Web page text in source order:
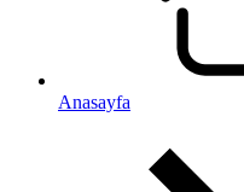
Anasayfa